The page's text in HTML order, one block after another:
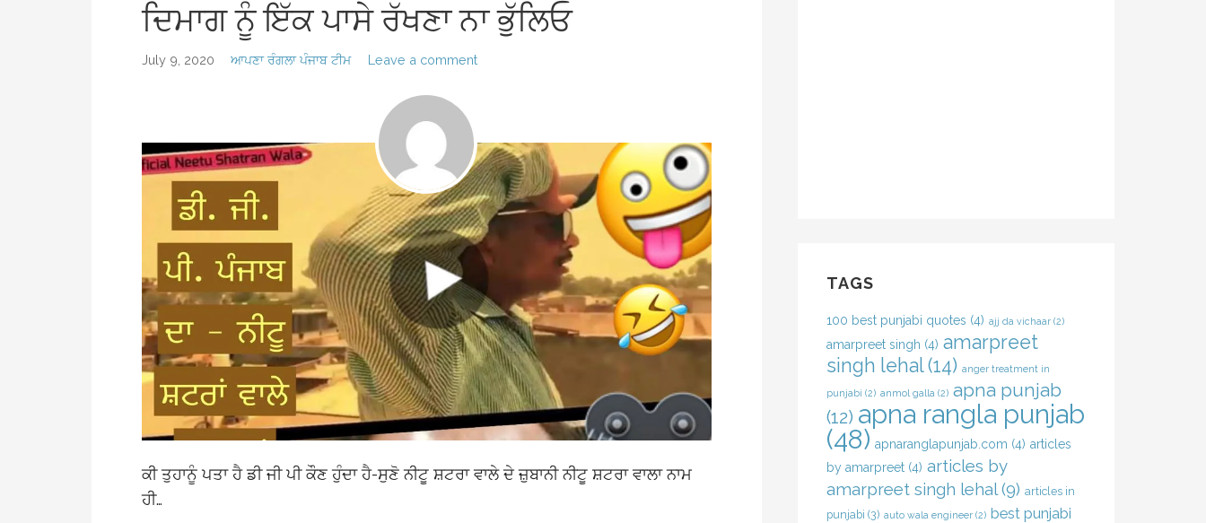
ਦਿਮਾਗ ਨੂੰ ਇੱਕ ਪਾਸੇ ਰੱਖਣਾ ਨਾ ਭੁੱਲਿਓ
July 9, 2020 ਆਪਣਾ ਰੰਗਲਾ ਪੰਜਾਬ ਟੀਮ Leave a comment
ਕੀ ਤੁਹਾਨੂੰ ਪਤਾ ਹੈ ਡੀ ਜੀ ਪੀ ਕੌਣ ਹੁੰਦਾ ਹੈ-ਸੁਣੋ ਨੀਟੂ ਸ਼ਟਰਾ ਵਾਲੇ ਦੇ ਜ਼ੁਬਾਨੀ ਨੀਟੂ ਸ਼ਟਰਾ ਵਾਲਾ ਨਾਮ
ਹੀ…
TAGS
100 best punjabi quotes (4) ajj da vichaar(2)
amarpreet singh (4) amarpreet
singh lehal(14) anger treatment in
punjabi (2) anmol galla (2) apna punjab
(12) apna rangla punjab
(48) apnaranglapunjab.com (4) articles
by amarpreet(4) articles by
amarpreet singh lehal(9) articles in
punjabi (3) auto wala engineer(2) best punjabi